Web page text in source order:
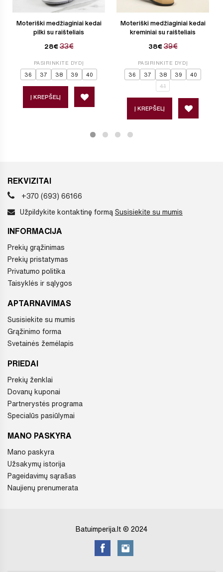
Moteriški medžiaginiai kedai
pilki su raišteliais
28€ 33€
PASIRINKITE DYDĮ
36 37 38 39 40
Į KREPŠELĮ
Moteriški medžiaginiai kedai
kreminiai su raišteliais
38€ 39€
PASIRINKITE DYDĮ
36 37 38 39 40
41
Į KREPŠELĮ
REKVIZITAI
+370 (693) 66166
Užpildykite kontaktinę formą Susisiekite su mumis
INFORMACIJA
Prekių grąžinimas
Prekių pristatymas
Privatumo politika
Taisyklės ir sąlygos
APTARNAVIMAS
Susisiekite su mumis
Grąžinimo forma
Svetainės žemėlapis
PRIEDAI
Prekių ženklai
Dovanų kuponai
Partnerystės programa
Specialūs pasiūlymai
MANO PASKYRA
Mano paskyra
Užsakymų istorija
Pageidavimų sąrašas
Naujienų prenumerata
Batuimperija.lt © 2024